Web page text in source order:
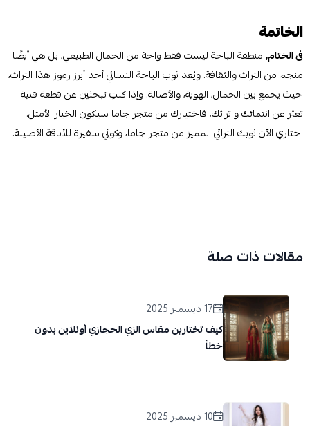
الخاتمة
فى الختام,منطقة الباحة ليست فقط واحة من الجمال الطبيعي، بل هي أيضًا
منجم من التراث والثقافة. ويُعد ثوب الباحة النسائي أحد أبرز رموز هذا التراث،
حيث يجمع بين الجمال، الهوية، والأصالة. وإذا كنتِ تبحثين عن قطعة فنية
تعبّر عن انتمائك و تراثك، فاختيارك من متجر جاما سيكون الخيار الأمثل.
اختاري الآن ثوبك التراثي المميز من متجر جاما، وكوني سفيرة للأناقة الأصيلة.
مقالات ذات صلة
17 ديسمبر 2025
كيف تختارين مقاس الزي الحجازي أونلاين بدون
خطأ
10 ديسمبر 2025